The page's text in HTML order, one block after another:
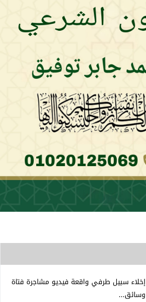
إخلاء سبيل طرفي واقعة فيديو مشاجرة فتاة
وسائق...